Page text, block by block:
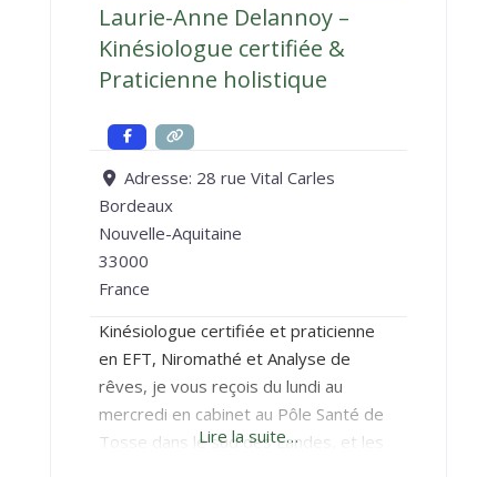
Laurie-Anne Delannoy –
Kinésiologue certifiée &
Praticienne holistique
Adresse: 28 rue Vital Carles
Bordeaux
Nouvelle-Aquitaine
33000
France
Kinésiologue certifiée et praticienne
en EFT, Niromathé et Analyse de
rêves, je vous reçois du lundi au
mercredi en cabinet au Pôle Santé de
Tosse dans le sud des Landes, et les
Lire la suite…